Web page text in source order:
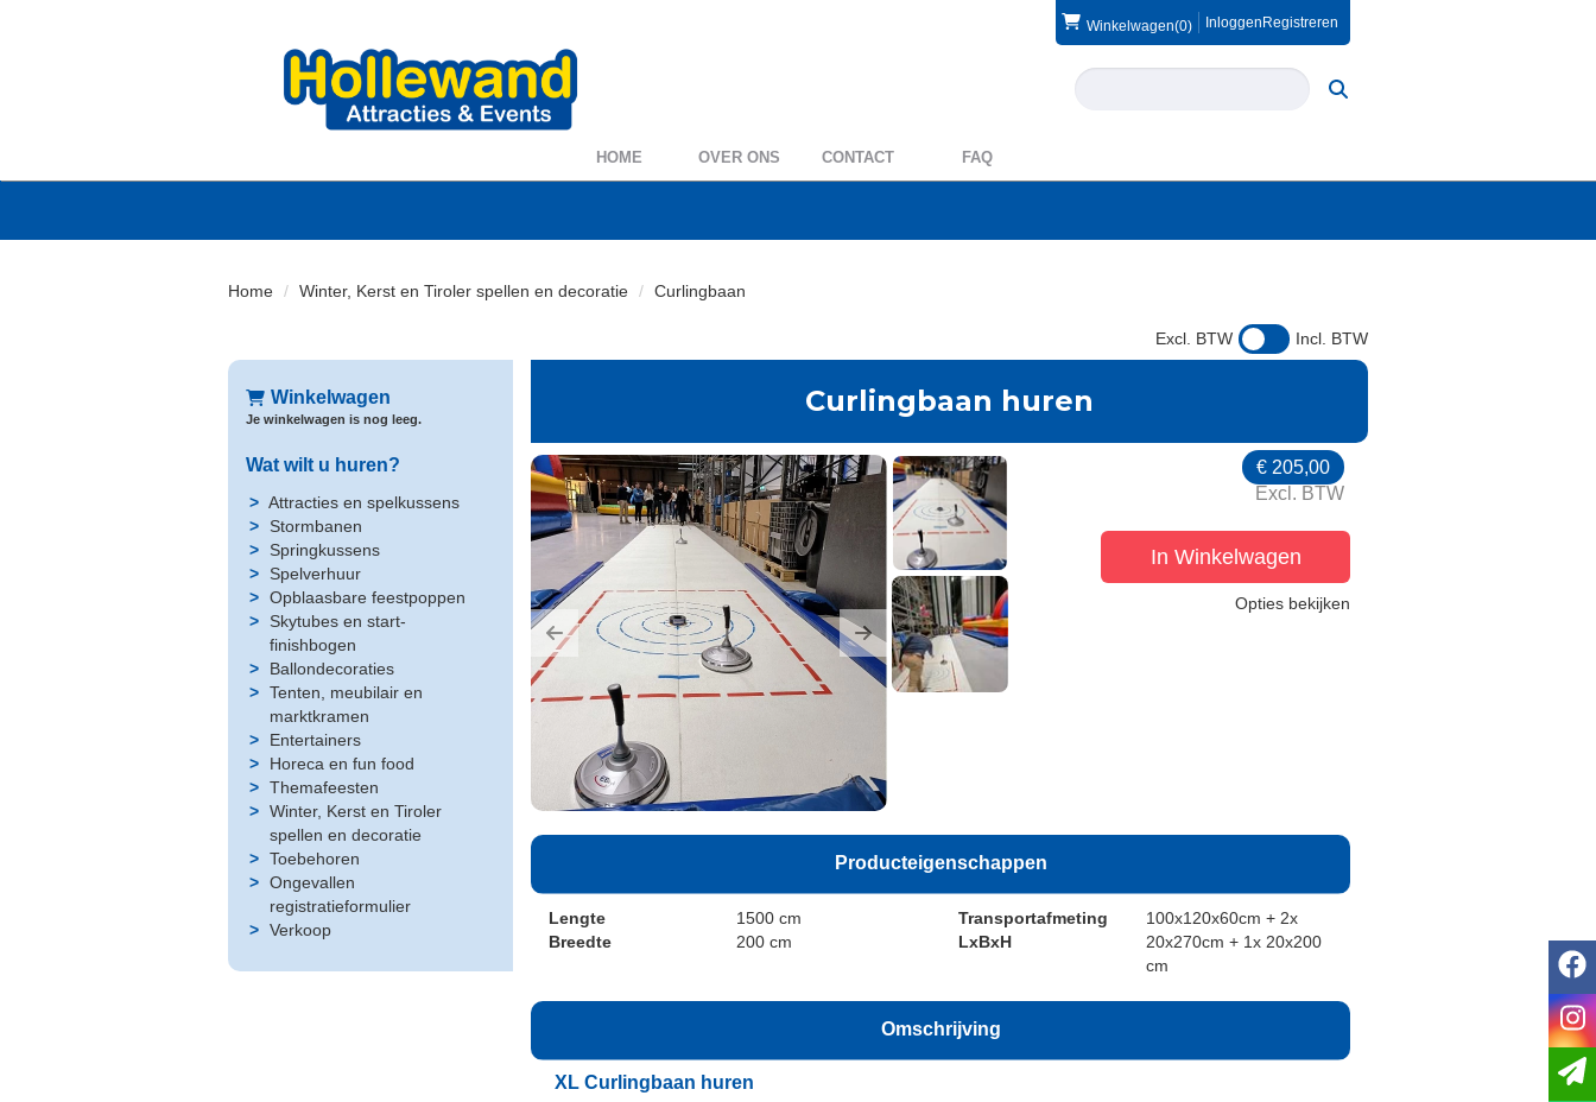
Winkelwagen(0) Inloggen Registreren
HOME OVER ONS CONTACT FAQ
Home Winter, Kerst en Tiroler spellen en decoratie Curlingbaan
Excl. BTW Incl. BTW
Winkelwagen
Je winkelwagen is nog leeg.
Wat wilt u huren?
Attracties en spelkussens
Stormbanen
Springkussens
Spelverhuur
Opblaasbare feestpoppen
Skytubes en start-
finishbogen
Ballondecoraties
Tenten, meubilair en
marktkramen
Entertainers
Horeca en fun food
Themafeesten
Winter, Kerst en Tiroler
spellen en decoratie
Toebehoren
Ongevallen
registratieformulier
Verkoop
Curlingbaan huren
Previous Next
€ 205,00
Excl. BTW
In Winkelwagen
Opties bekijken
Producteigenschappen
Lengte
1500 cm
Breedte
200 cm
Transportafmeting
LxBxH
100x120x60cm + 2x
20x270cm + 1x 20x200
cm
Omschrijving
XL Curlingbaan huren